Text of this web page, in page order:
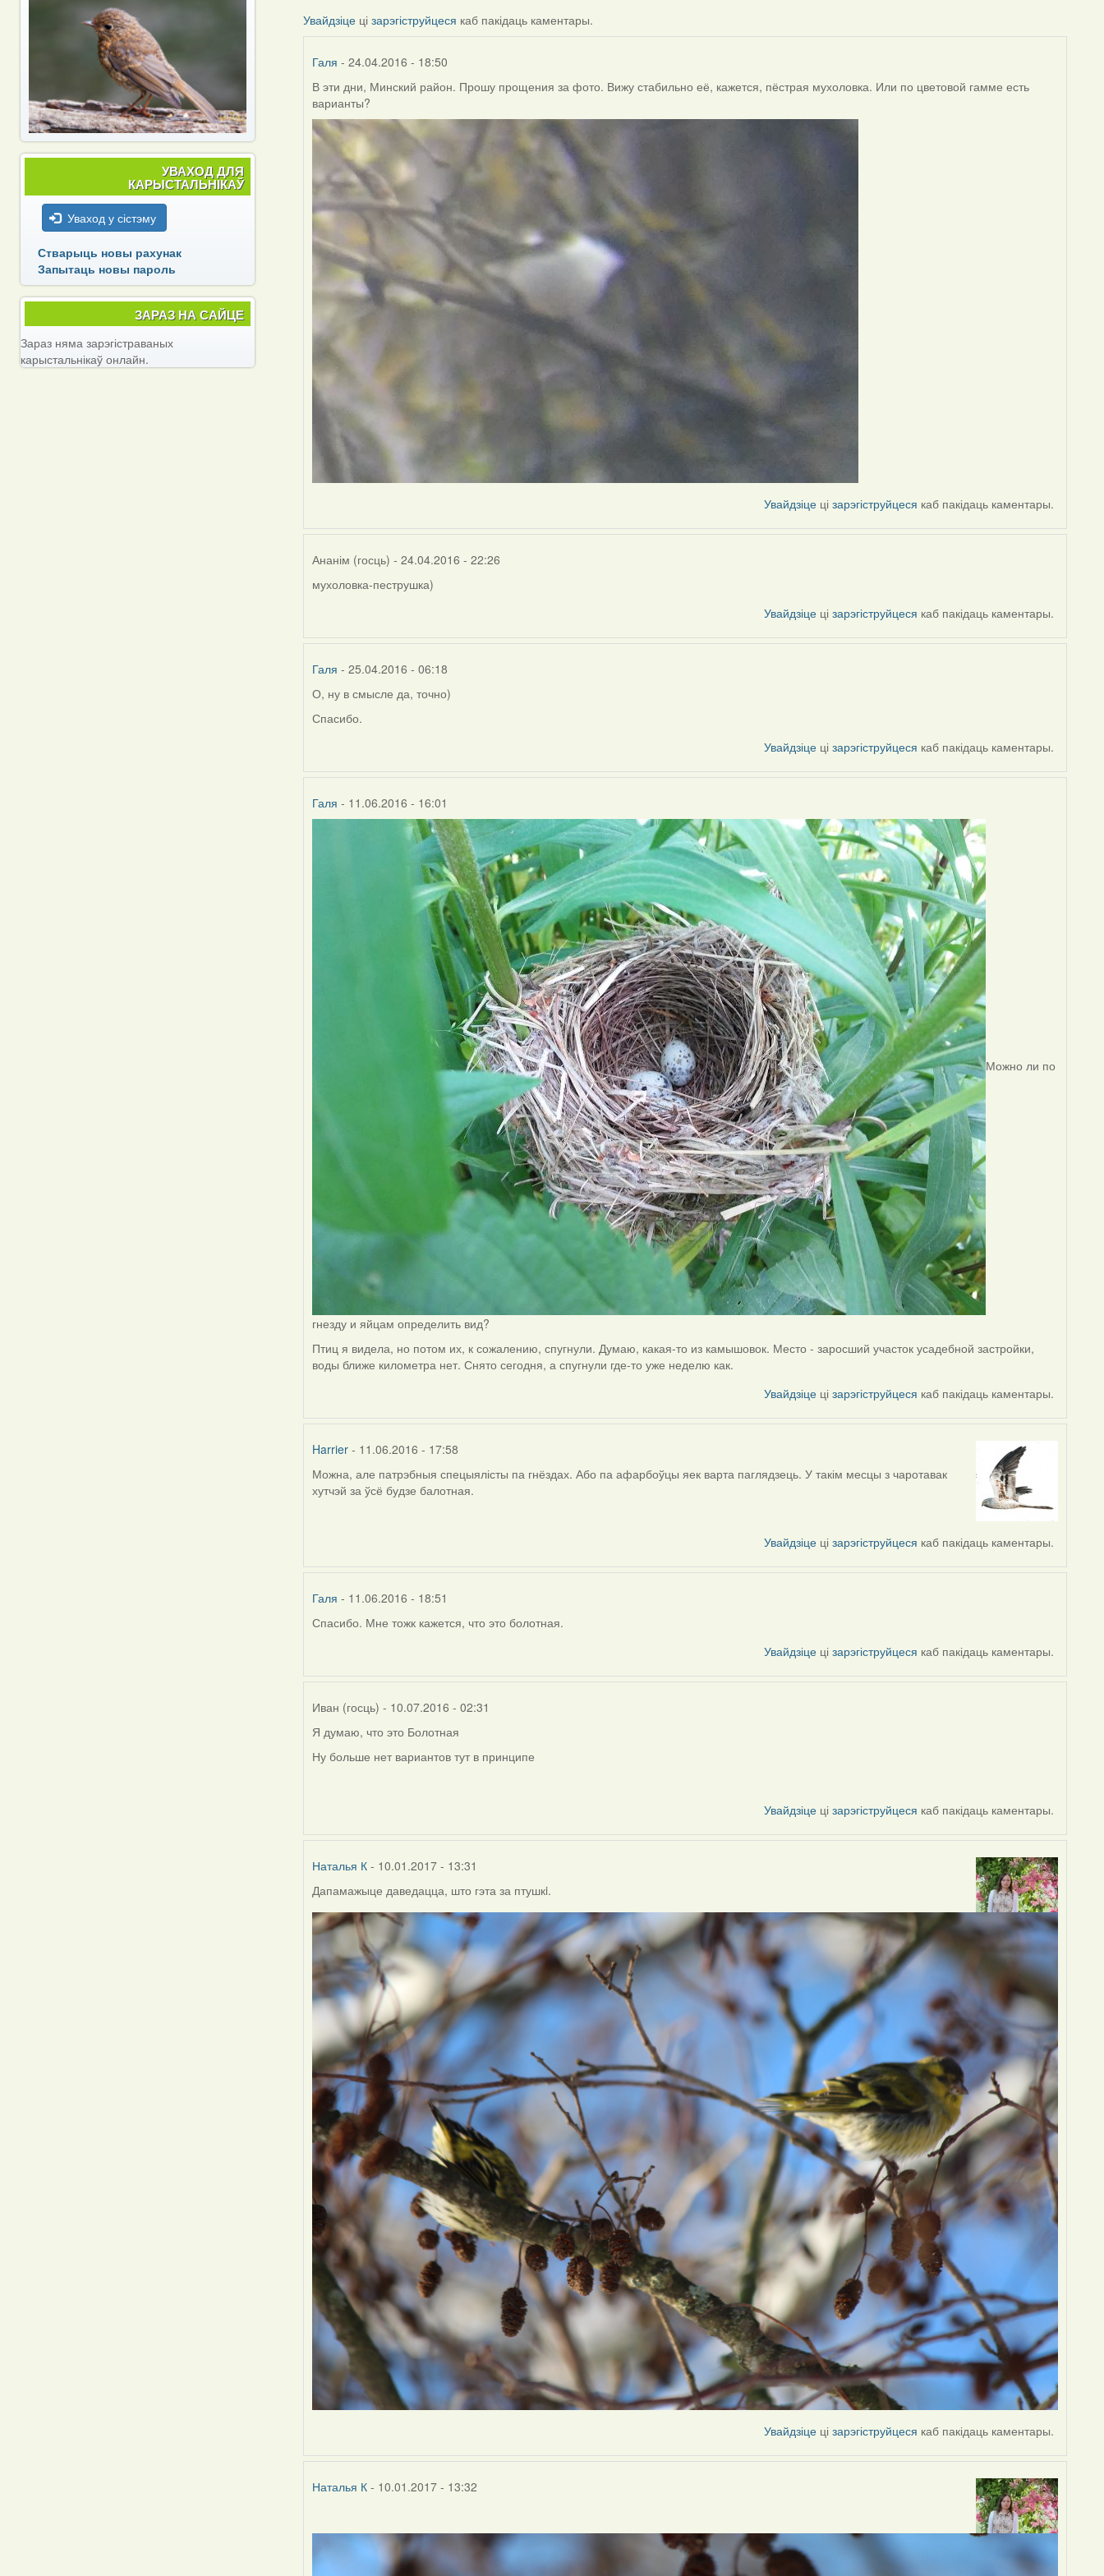
Увайдзіце цізарэгіструйцеся каб пакідаць каментары.
Галя - 24.04.2016 - 18:50
В эти дни, Минский район. Прошу прощения за фото. Вижу стабильно её, кажется, пёстрая мухоловка. Или по цветовой гамме есть
варианты?
Увайдзіце цізарэгіструйцеся каб пакідаць каментары.
Ананім (госць) - 24.04.2016 - 22:26
мухоловка-пеструшка)
Увайдзіце цізарэгіструйцеся каб пакідаць каментары.
Галя - 25.04.2016 - 06:18
О, ну в смысле да, точно)
Спасибо.
Увайдзіце цізарэгіструйцеся каб пакідаць каментары.
Галя - 11.06.2016 - 16:01
Можно ли по
гнезду и яйцам определить вид?
Птиц я видела, но потом их, к сожалению, спугнули. Думаю, какая-то из камышовок. Место - заросший участок усадебной застройки,
воды ближе километра нет. Снято сегодня, а спугнули где-то уже неделю как.
Увайдзіце цізарэгіструйцеся каб пакідаць каментары.
Harrier - 11.06.2016 - 17:58
Можна, але патрэбныя спецыялісты па гнёздах. Або па афарбоўцы яек варта паглядзець. У такім месцы з чаротавак
хутчэй за ўсё будзе балотная.
Увайдзіце цізарэгіструйцеся каб пакідаць каментары.
Галя - 11.06.2016 - 18:51
In
by
Спасибо. Мне тожк кажется, что это болотная.
Увайдзіце цізарэгіструйцеся каб пакідаць каментары.
Иван (госць) - 10.07.2016 - 02:31
Я думаю, что это Болотная
Ну больше нет вариантов тут в принципе
Увайдзіце цізарэгіструйцеся каб пакідаць каментары.
Наталья К - 10.01.2017 - 13:31
Дапамажыце даведацца, што гэта за птушкi.
Увайдзіце цізарэгіструйцеся каб пакідаць каментары.
Наталья К - 10.01.2017 - 13:32
УВАХОД ДЛЯ
КАРЫСТАЛЬНІКАЎ
Уваход у сістэму
Стварыць новы рахунак
Запытаць новы пароль
ЗАРАЗ НА САЙЦЕ
Зараз няма зарэгістраваных
карыстальнікаў онлайн.